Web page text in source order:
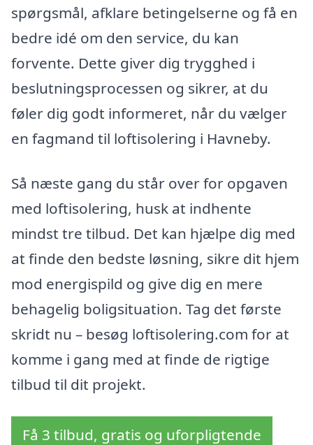
spørgsmål, afklare betingelserne og få en
bedre idé om den service, du kan
forvente. Dette giver dig trygghed i
beslutningsprocessen og sikrer, at du
føler dig godt informeret, når du vælger
en fagmand til loftisolering i Havneby.
Så næste gang du står over for opgaven
med loftisolering, husk at indhente
mindst tre tilbud. Det kan hjælpe dig med
at finde den bedste løsning, sikre dit hjem
mod energispild og give dig en mere
behagelig boligsituation. Tag det første
skridt nu – besøg loftisolering.com for at
komme i gang med at finde de rigtige
tilbud til dit projekt.
Få 3 tilbud, gratis og uforpligtende